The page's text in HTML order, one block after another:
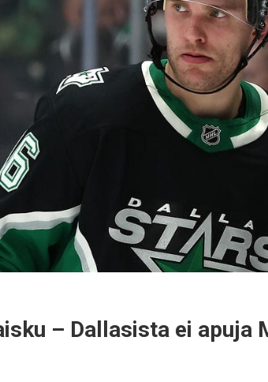
– Dallasista ei apuja